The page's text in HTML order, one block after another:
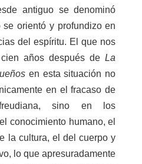
antiguo se denominó
orientó y profundizo en
del espíritu. El que nos
cien años después deLa
en esta situación no
en el fracaso de
sino en los
conocimiento humano, el
la cultura, el del cuerpo y
lo que apresuradamente